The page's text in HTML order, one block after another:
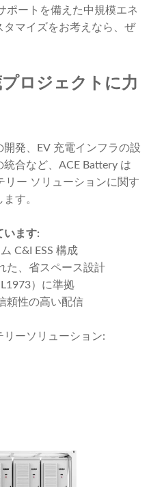
ポートを備えた中規模エネ
マイズをお考えなら、ぜ
ロジェクトに力
発、EV 充電インフラの設
合など、ACE Battery は
リー ソリューションに関す
す。
います:
C&I ESS 構成
た、省スペース設計
）に準拠
頼性の高い配信
ーソリューション: